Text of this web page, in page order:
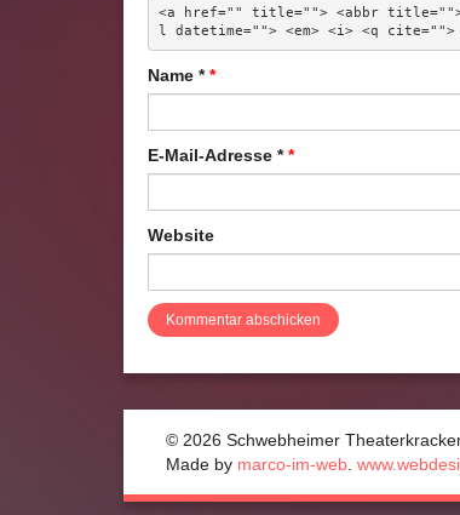
<a href="" title=""> <abbr title="">
l datetime=""> <em> <i> <q
Name *
E-Mail-Adresse *
Website
© 2026 Schwebheimer
Made by marco-im-web